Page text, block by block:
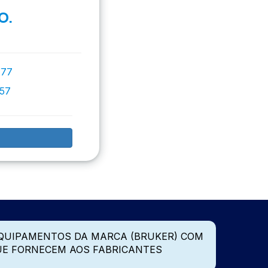
DA MARCA (BRUKER) COM
FORNECEM AOS FABRICANTES